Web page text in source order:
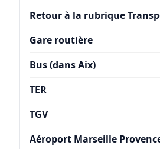
Retour à la rubrique
Gare routière
Bus (dans Aix)
TER
TGV
Aéroport Marseille